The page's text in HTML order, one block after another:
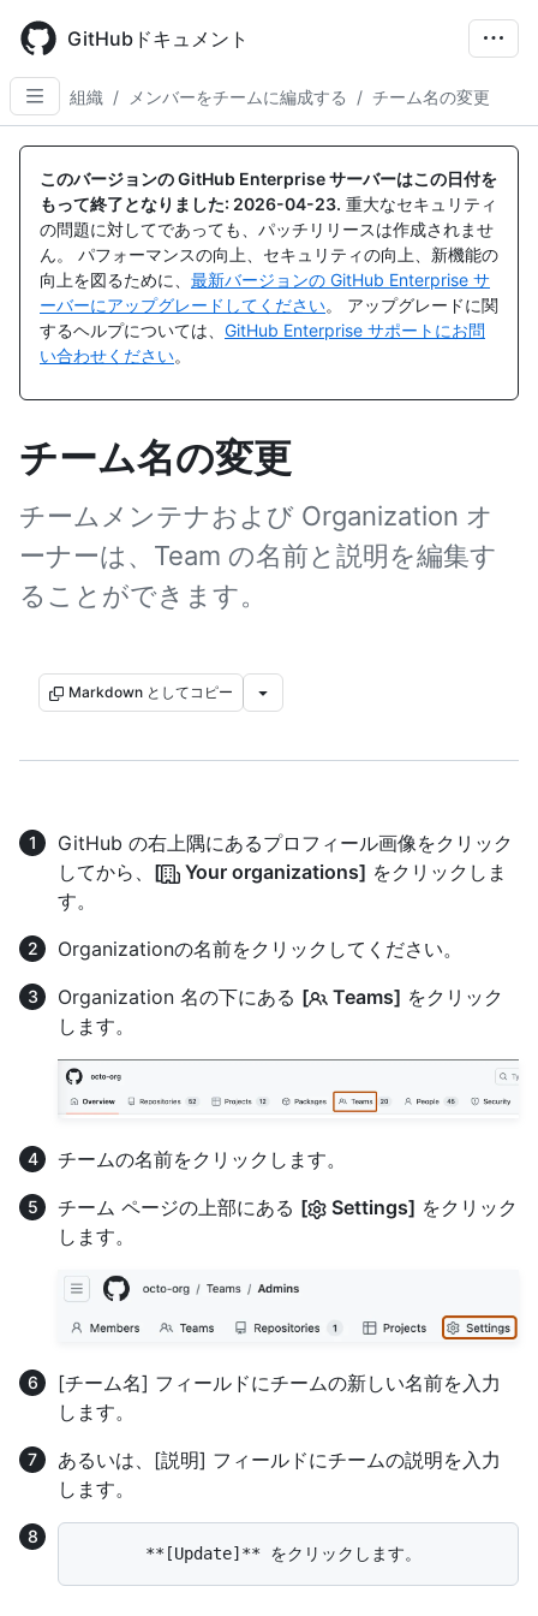
main
content
GitHubドキュメント
組織 / メンバーをチームに編成する / チーム名の変更
このバージョンの GitHub Enterprise サーバーはこの日付を
もって終了となりました: 2026-04-23. 重大なセキュリティ
の問題に対してであっても、パッチリリースは作成されませ
ん。 パフォーマンスの向上、セキュリティの向上、新機能の
向上を図るために、 最新バージョンの GitHub Enterprise サ
ーバーにアップグレードしてください。 アップグレードに関
するヘルプについては、 GitHub Enterprise サポートにお問
い合わせください。
チーム名の変更
チームメンテナおよび Organization オ
ーナーは、Team の名前と説明を編集す
ることができます。
Markdown としてコピー
GitHub の右上隅にあるプロフィール画像をクリック
してから、 [ Your organizations] をクリックしま
す。
Organizationの名前をクリックしてください。
Organization 名の下にある [ Teams] をクリック
します。
チームの名前をクリックします。
チーム ページの上部にある [ Settings] をクリック
します。
[チーム名] フィールドにチームの新しい名前を入力
します。
あるいは、[説明] フィールドにチームの説明を入力
します。